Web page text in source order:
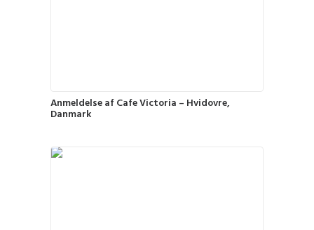
Anmeldelse af Cafe Victoria – Hvidovre,
Danmark